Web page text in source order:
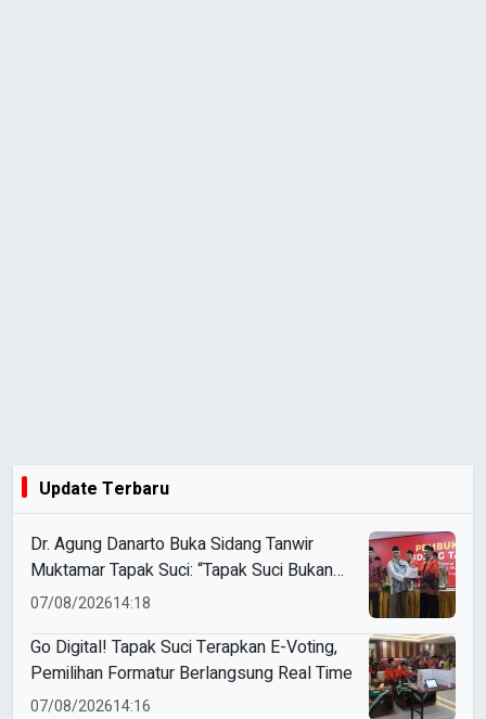
Update Terbaru
Dr. Agung Danarto Buka Sidang Tanwir
Muktamar Tapak Suci: “Tapak Suci Bukan
Organisasi Ko Ping Ho dan Dracin”
07/08/202614:18
Go Digital! Tapak Suci Terapkan E-Voting,
Pemilihan Formatur Berlangsung Real Time
07/08/202614:16